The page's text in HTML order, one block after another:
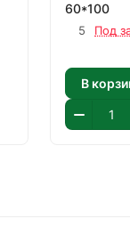
60*100
5 Под
В